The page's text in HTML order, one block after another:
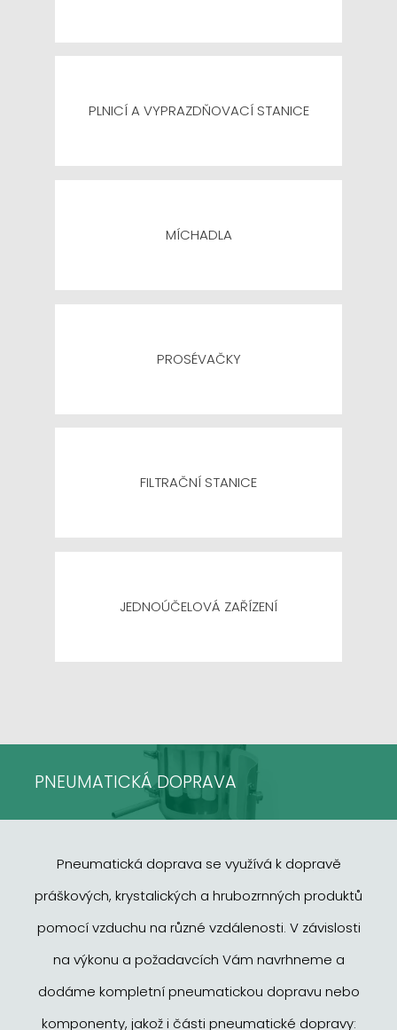
PLNICÍ A VYPRAZDŇOVACÍ STANICE
MÍCHADLA
PROSÉVAČKY
FILTRAČNÍ STANICE
JEDNOÚČELOVÁ ZAŘÍZENÍ
PNEUMATICKÁ DOPRAVA
Pneumatická doprava se využívá k dopravě
práškových, krystalických a hrubozrnných produktů
pomocí vzduchu na různé vzdálenosti. V závislosti
na výkonu a požadavcích Vám navrhneme a
dodáme kompletní pneumatickou dopravu nebo
komponenty, jakož i části pneumatické dopravy: